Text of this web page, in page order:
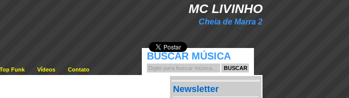
MC LIVINHO
Cheia de Marra 2
Funk Vídeos Contato
BUSCAR MÚSICA
Newsletter